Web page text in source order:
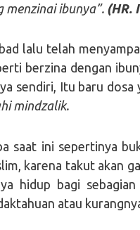
menzinai ibunya”. (HR.
lalu telah
berzina dengan
sendiri, Itu baru
mindzalik.
saat ini sepertinya
karena takut akan
hidup bagi
atau